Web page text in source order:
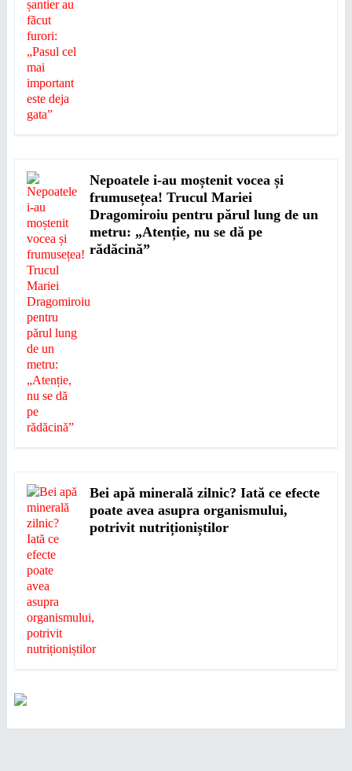
Nepoatele i-au moștenit vocea și
frumusețea! Trucul Mariei
Dragomiroiu pentru părul lung de un
metru: „Atenție, nu se dă pe
rădăcină”
Bei apă minerală zilnic? Iată ce efecte
poate avea asupra organismului,
potrivit nutriționiștilor